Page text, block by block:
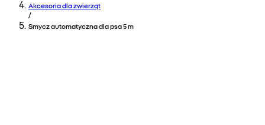
Akcesoria dla zwierząt
/
Smycz automatyczna dla psa 5 m